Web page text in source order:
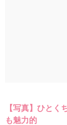
【写真】ひと
も魅力的